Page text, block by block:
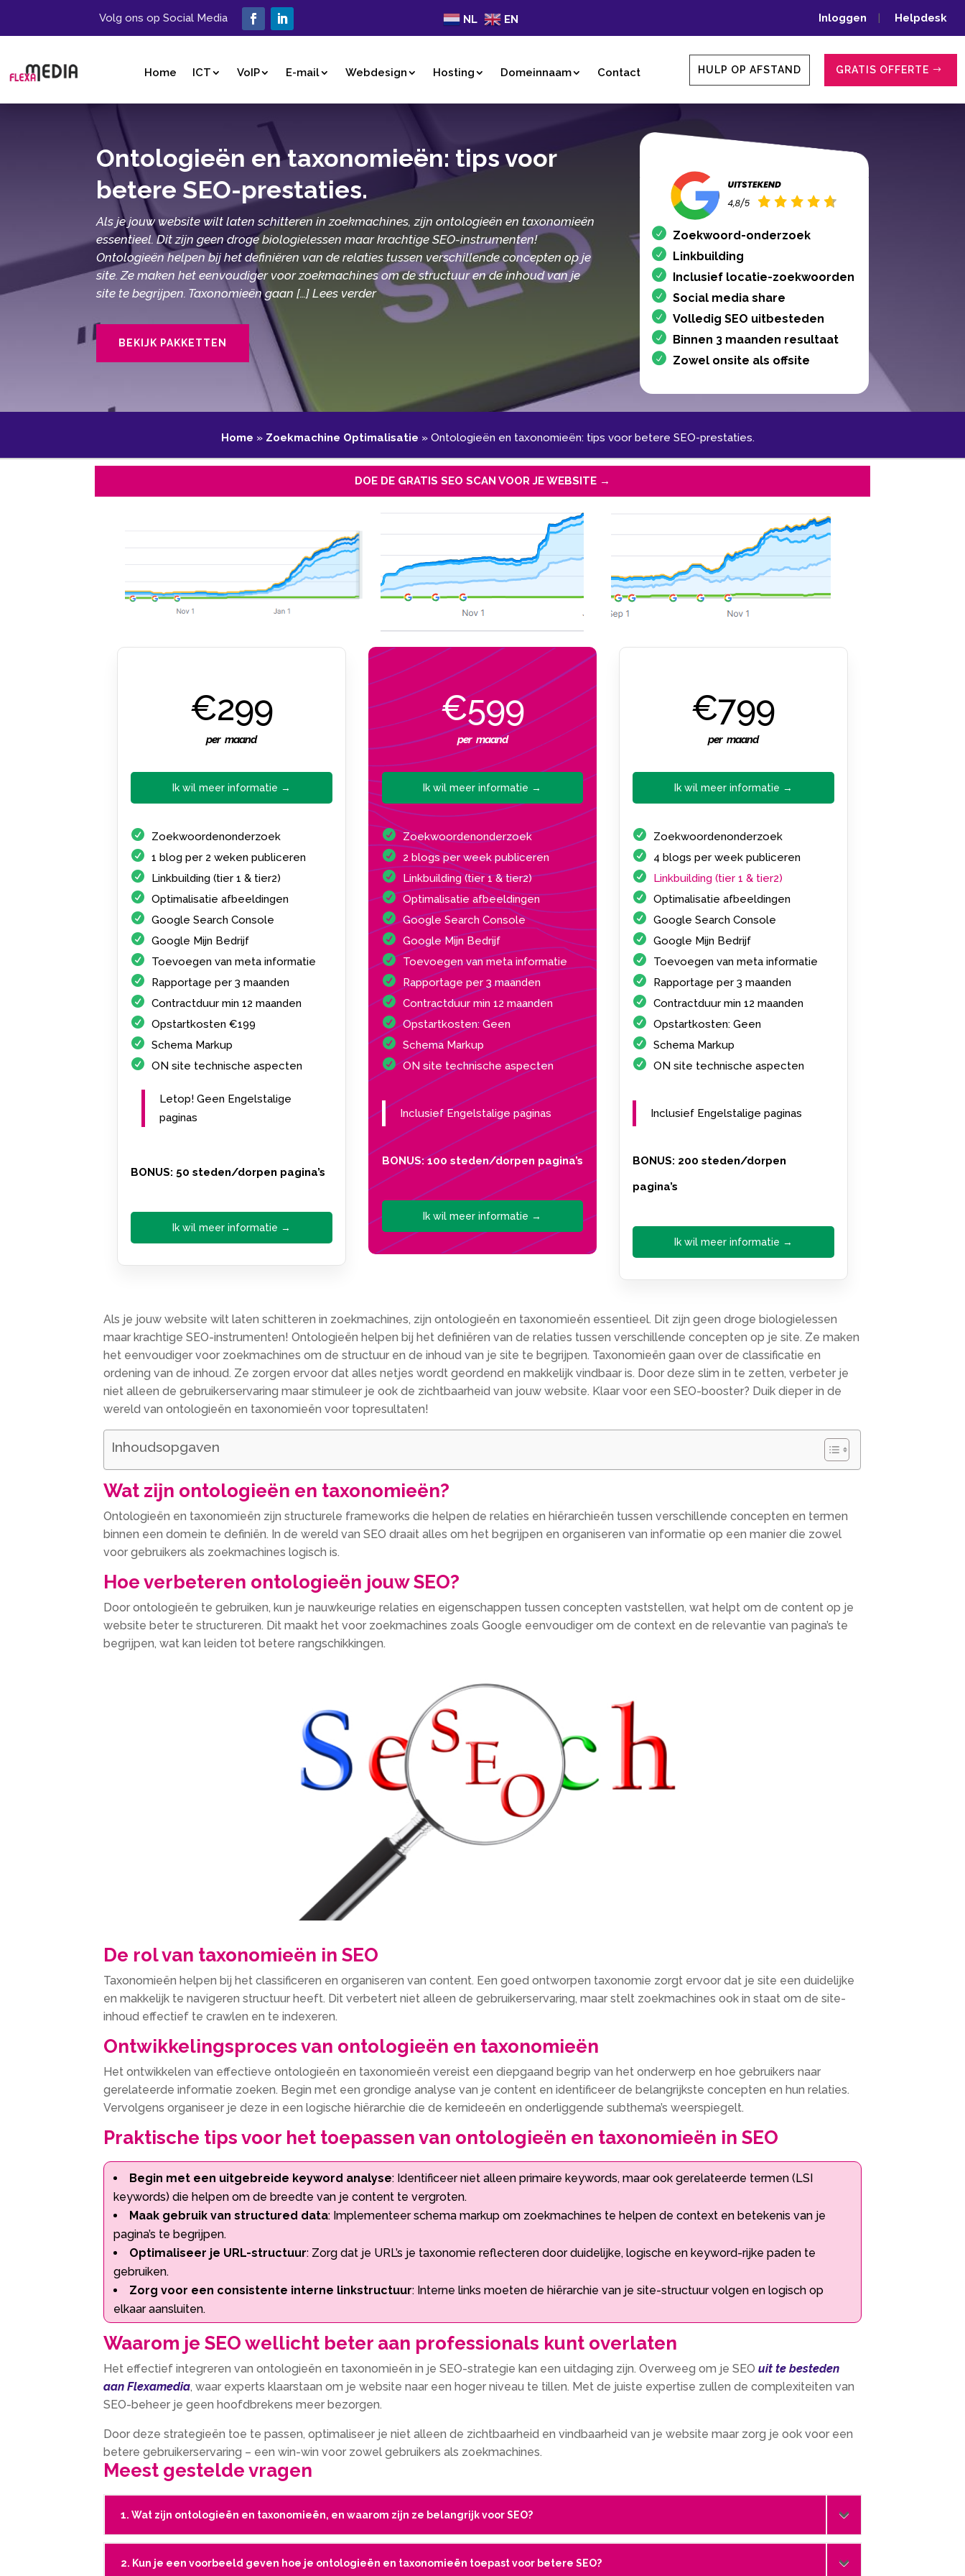
Volg ons op Social Media NL EN Inloggen | Helpdesk
Home ICT VoIP E-mail Webdesign Hosting Domeinnaam Contact HULP OP AFSTAND GRATIS OFFERTE
Ontologieën en taxonomieën: tips voor
betere SEO-prestaties.​
Als je jouw website wilt laten schitteren in zoekmachines, zijn ontologieën en taxonomieën
essentieel.​ Dit zijn geen droge biologielessen maar krachtige SEO-instrumenten!
Ontologieën helpen bij het definiëren van de relaties tussen verschillende concepten op je
site.​ Ze maken het eenvoudiger voor zoekmachines om de structuur en de inhoud van je
site te begrijpen.​ Taxonomieën gaan […] Lees verder
BEKIJK PAKKETTEN
Zoekwoord-onderzoek
Linkbuilding
Inclusief locatie-zoekwoorden
Social media share
Volledig SEO uitbesteden
Binnen 3 maanden resultaat
Zowel onsite als offsite
Home » Zoekmachine Optimalisatie » Ontologieën en taxonomieën: tips voor betere SEO-prestaties.​
DOE DE GRATIS SEO SCAN VOOR JE WEBSITE →
€299
per maand
Ik wil meer informatie →
Zoekwoordenonderzoek
1 blog per 2 weken publiceren
Linkbuilding (tier 1 & tier2)
Optimalisatie afbeeldingen
Google Search Console
Google Mijn Bedrijf
Toevoegen van meta informatie
Rapportage per 3 maanden
Contractduur min 12 maanden
Opstartkosten €199
Schema Markup
ON site technische aspecten
Letop! Geen Engelstalige
paginas
BONUS: 50 steden/dorpen pagina’s
Ik wil meer informatie →
€599
per maand
Ik wil meer informatie →
Zoekwoordenonderzoek
2 blogs per week publiceren
Linkbuilding (tier 1 & tier2)
Optimalisatie afbeeldingen
Google Search Console
Google Mijn Bedrijf
Toevoegen van meta informatie
Rapportage per 3 maanden
Contractduur min 12 maanden
Opstartkosten: Geen
Schema Markup
ON site technische aspecten
Inclusief Engelstalige paginas
BONUS: 100 steden/dorpen pagina’s
Ik wil meer informatie →
€799
per maand
Ik wil meer informatie →
Zoekwoordenonderzoek
4 blogs per week publiceren
Linkbuilding (tier 1 & tier2)
Optimalisatie afbeeldingen
Google Search Console
Google Mijn Bedrijf
Toevoegen van meta informatie
Rapportage per 3 maanden
Contractduur min 12 maanden
Opstartkosten: Geen
Schema Markup
ON site technische aspecten
Inclusief Engelstalige paginas
BONUS: 200 steden/dorpen
pagina’s
Ik wil meer informatie →
Als je jouw website wilt laten schitteren in zoekmachines, zijn ontologieën en taxonomieën essentieel.​ Dit zijn geen droge biologielessen
maar krachtige SEO-instrumenten! Ontologieën helpen bij het definiëren van de relaties tussen verschillende concepten op je site.​ Ze maken
het eenvoudiger voor zoekmachines om de structuur en de inhoud van je site te begrijpen.​ Taxonomieën gaan over de classificatie en
ordening van de inhoud.​ Ze zorgen ervoor dat alles netjes wordt geordend en makkelijk vindbaar is.​ Door deze slim in te zetten, verbeter je
niet alleen de gebruikerservaring maar stimuleer je ook de zichtbaarheid van jouw website.​ Klaar voor een SEO-booster? Duik dieper in de
wereld van ontologieën en taxonomieën voor topresultaten!
Inhoudsopgaven
Wat zijn ontologieën en taxonomieën?
Ontologieën en taxonomieën zijn structurele frameworks die helpen de relaties en hiërarchieën tussen verschillende concepten en termen
binnen een domein te definiën.​ In de wereld van SEO draait alles om het begrijpen en organiseren van informatie op een manier die zowel
voor gebruikers als zoekmachines logisch is.​
Hoe verbeteren ontologieën jouw SEO?
Door ontologieën te gebruiken, kun je nauwkeurige relaties en eigenschappen tussen concepten vaststellen, wat helpt om de content op je
website beter te structureren.​ Dit maakt het voor zoekmachines zoals Google eenvoudiger om de context en de relevantie van pagina’s te
begrijpen, wat kan leiden tot betere rangschikkingen.​
De rol van taxonomieën in SEO
Taxonomieën helpen bij het classificeren en organiseren van content.​ Een goed ontworpen taxonomie zorgt ervoor dat je site een duidelijke
en makkelijk te navigeren structuur heeft.​ Dit verbetert niet alleen de gebruikerservaring, maar stelt zoekmachines ook in staat om de site-
inhoud effectief te crawlen en te indexeren.​
Ontwikkelingsproces van ontologieën en taxonomieën
Het ontwikkelen van effectieve ontologieën en taxonomieën vereist een diepgaand begrip van het onderwerp en hoe gebruikers naar
gerelateerde informatie zoeken.​ Begin met een grondige analyse van je content en identificeer de belangrijkste concepten en hun relaties.​
Vervolgens organiseer je deze in een logische hiërarchie die de kernideeën en onderliggende subthema’s weerspiegelt.​
Praktische tips voor het toepassen van ontologieën en taxonomieën in SEO
Begin met een uitgebreide keyword analyse: Identificeer niet alleen primaire keywords, maar ook gerelateerde termen (LSI
keywords) die helpen om de breedte van je content te vergroten.​
Maak gebruik van structured data: Implementeer schema markup om zoekmachines te helpen de context en betekenis van je
pagina’s te begrijpen.​
Optimaliseer je URL-structuur: Zorg dat je URL’s je taxonomie reflecteren door duidelijke, logische en keyword-rijke paden te
gebruiken.​
Zorg voor een consistente interne linkstructuur: Interne links moeten de hiërarchie van je site-structuur volgen en logisch op
elkaar aansluiten.​
Waarom je SEO wellicht beter aan professionals kunt overlaten
Het effectief integreren van ontologieën en taxonomieën in je SEO-strategie kan een uitdaging zijn.​ Overweeg om je SEOuit te besteden
aan Flexamedia, waar experts klaarstaan om je website naar een hoger niveau te tillen.​ Met de juiste expertise zullen de complexiteiten van
SEO-beheer je geen hoofdbrekens meer bezorgen.​
Door deze strategieën toe te passen, optimaliseer je niet alleen de zichtbaarheid en vindbaarheid van je website maar zorg je ook voor een
betere gebruikerservaring – een win-win voor zowel gebruikers als zoekmachines.​
Meest gestelde vragen
1. Wat zijn ontologieën en taxonomieën, en waarom zijn ze belangrijk voor SEO?
2. Kun je een voorbeeld geven hoe je ontologieën en taxonomieën toepast voor betere SEO?